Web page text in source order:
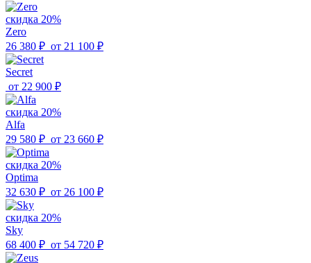
скидка 20%
Zero
26 380 ₽ от 21 100 ₽
Secret
от 22 900 ₽
скидка 20%
Alfa
29 580 ₽ от 23 660 ₽
скидка 20%
Optima
32 630 ₽ от 26 100 ₽
скидка 20%
Sky
68 400 ₽ от 54 720 ₽